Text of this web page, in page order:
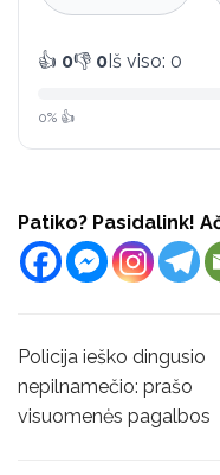
👍 0👎 0Iš viso: 0
0% 👍
Patiko? Pasidalink!
Policija ieško dingusio
nepilnamečio: prašo
visuomenės pagalbos